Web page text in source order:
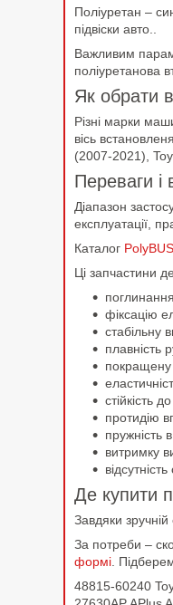
Поліуретан –
підвіски авто..
Важливим
поліуретанова
Як обрати
Різні марки
вісь
(2007-2021),
Переваги і
Діапазон
експлуатації,
Каталог
Ці запчастини
фіксацію
стабільну
плавність
покращену
стійкість
протидію
пружність
витримку
Де купити
Завдяки зручній
За потреби –
формі.
48815-60240